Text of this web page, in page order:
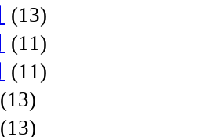
(13)
(11)
(11)
(13)
(13)